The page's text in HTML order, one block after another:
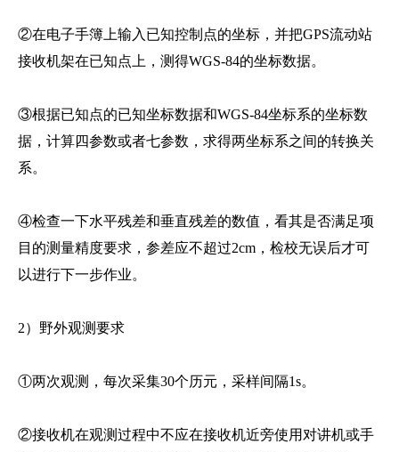
②在电子手簿上输入已知控制点的坐标，并把GPS流动站
接收机架在已知点上，测得WGS-84的坐标数据。
③根据已知点的已知坐标数据和WGS-84坐标系的坐标数
据，计算四参数或者七参数，求得两坐标系之间的转换关
系。
④检查一下水平残差和垂直残差的数值，看其是否满足项
目的测量精度要求，参差应不超过2cm，检校无误后才可
以进行下一步作业。
2）野外观测要求
①两次观测，每次采集30个历元，采样间隔1s。
②接收机在观测过程中不应在接收机近旁使用对讲机或手